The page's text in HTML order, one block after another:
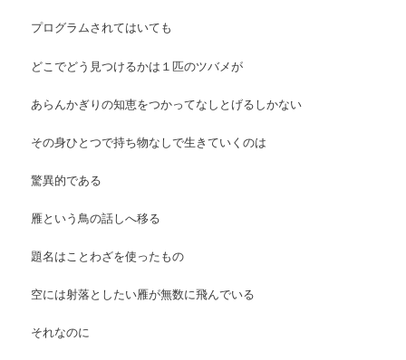
プログラムされてはいても
どこでどう見つけるかは１匹のツバメが
あらんかぎりの知恵をつかってなしとげるしかない
その身ひとつで持ち物なしで生きていくのは
驚異的である
雁という鳥の話しへ移る
題名はことわざを使ったもの
空には射落としたい雁が無数に飛んでいる
それなのに